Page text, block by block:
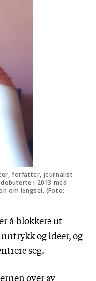
forfatter, journalist
i 2013 med
om lengsel. (Foto:
å blokkere ut
og ideer, og
seg.
over av